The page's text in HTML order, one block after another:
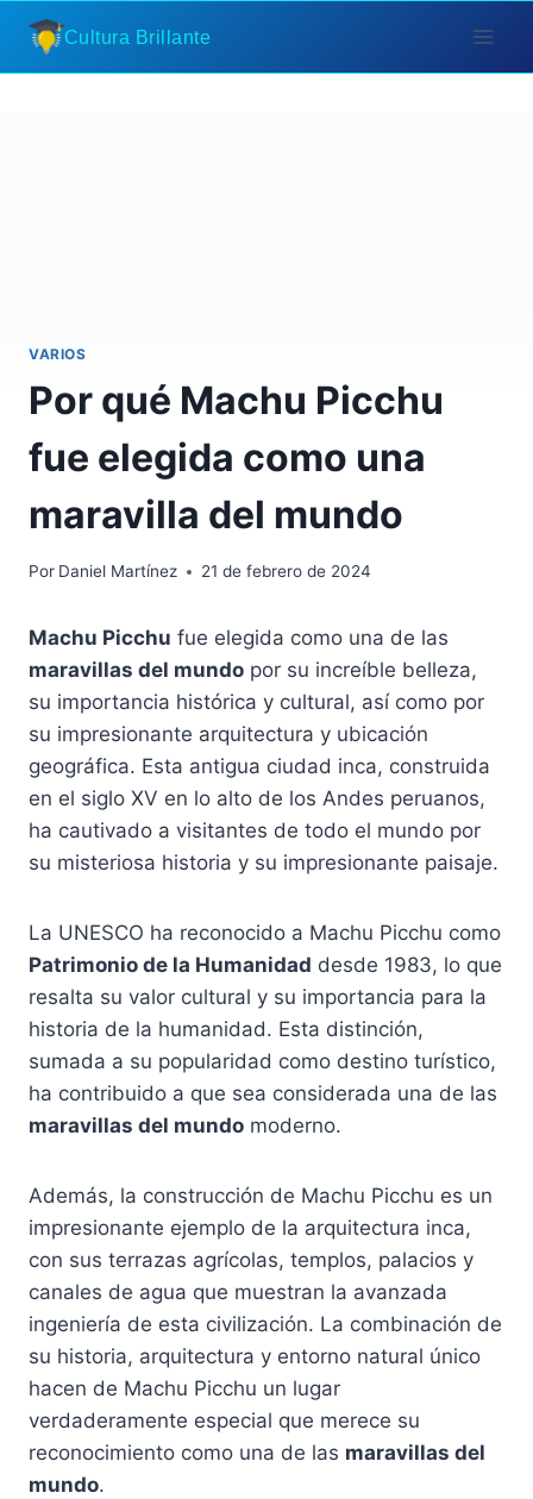
Saltar
contenido
Cultura Brillante
VARIOS
Por qué Machu Picchu
fue elegida como una
maravilla del mundo
Por Daniel Martínez 21 de febrero de 2024
Machu Picchu fue elegida como una de las
maravillas del mundo por su increíble belleza,
su importancia histórica y cultural, así como por
su impresionante arquitectura y ubicación
geográfica. Esta antigua ciudad inca, construida
en el siglo XV en lo alto de los Andes peruanos,
ha cautivado a visitantes de todo el mundo por
su misteriosa historia y su impresionante paisaje.
La UNESCO ha reconocido a Machu Picchu como
Patrimonio de la Humanidad desde 1983, lo que
resalta su valor cultural y su importancia para la
historia de la humanidad. Esta distinción,
sumada a su popularidad como destino turístico,
ha contribuido a que sea considerada una de las
maravillas del mundo moderno.
Además, la construcción de Machu Picchu es un
impresionante ejemplo de la arquitectura inca,
con sus terrazas agrícolas, templos, palacios y
canales de agua que muestran la avanzada
ingeniería de esta civilización. La combinación de
su historia, arquitectura y entorno natural único
hacen de Machu Picchu un lugar
verdaderamente especial que merece su
reconocimiento como una de las maravillas del
mundo.